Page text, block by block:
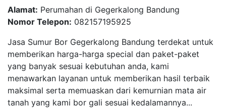
Alamat: Perumahan di Gegerkalong Bandung
Nomor Telepon: 082157195925
Jasa Sumur Bor Gegerkalong Bandung terdekat untuk
memberikan harga-harga special dan paket-paket
yang banyak sesuai kebutuhan anda, kami
menawarkan layanan untuk memberikan hasil terbaik
maksimal serta memuaskan dari kemurnian mata air
tanah yang kami bor gali sesuai kedalamannya...